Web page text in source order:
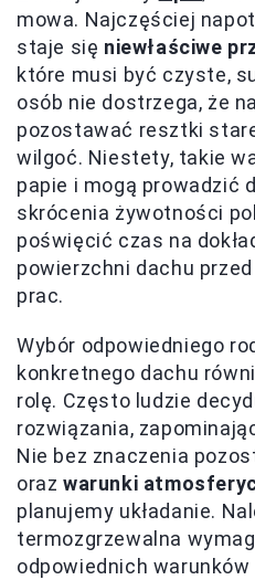
mowa. Najczęściej
staje się niewłaściwe
które musi być czyste,
osób nie dostrzega, że
pozostawać resztki
wilgoć. Niestety, takie
papie i mogą prowadzić
skrócenia żywotności
poświęcić czas na
powierzchni dachu
prac.
Wybór odpowiedniego
konkretnego dachu
rolę. Często ludzie
rozwiązania,
Nie bez znaczenia
oraz warunki
planujemy układanie.
termozgrzewalna
odpowiednich